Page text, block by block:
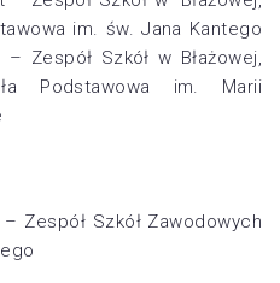
im. św. Jana Kantego
Zespół Szkół w Błażowej,
Podstawowa im. Marii
Zespół Szkół Zawodowych